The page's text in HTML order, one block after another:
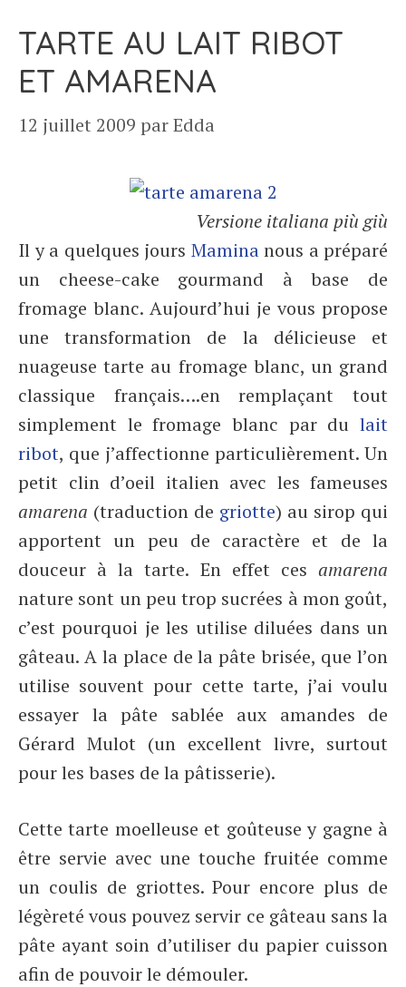
TARTE AU LAIT RIBOT
ET AMARENA
12 juillet 2009 parEdda
Versione italiana più giù
Il y a quelques jours Maminanous a préparé
un cheese-cake gourmand à base de
fromage blanc. Aujourd’hui je vous propose
une transformation de la délicieuse et
nuageuse tarte au fromage blanc, un grand
classique français….en remplaçant tout
simplement le fromage blanc par du lait
ribot, que j’affectionne particulièrement. Un
petit clin d’oeil italien avec les fameuses
amarena (traduction de griotte) au sirop qui
apportent un peu de caractère et de la
douceur à la tarte. En effet ces amarena
nature sont un peu trop sucrées à mon goût,
c’est pourquoi je les utilise diluées dans un
gâteau. A la place de la pâte brisée, que l’on
utilise souvent pour cette tarte, j’ai voulu
essayer la pâte sablée aux amandes de
Gérard Mulot (un excellent livre, surtout
pour les bases de la pâtisserie).
Cette tarte moelleuse et goûteuse y gagne à
être servie avec une touche fruitée comme
un coulis de griottes. Pour encore plus de
légèreté vous pouvez servir ce gâteau sans la
pâte ayant soin d’utiliser du papier cuisson
afin de pouvoir le démouler.